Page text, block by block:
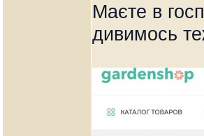
Маєте в
дивимось